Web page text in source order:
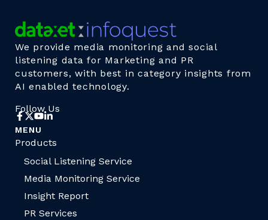
We provide media monitoring and social
listening data for Marketing and PR
customers, with best in category insights from
AI enabled technology.
Follow Us
MENU
Products
Social Listening Service
Media Monitoring Service
Insight Report
PR Services